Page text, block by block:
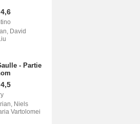
4,6
David
- Partie
4,5
Niels
Vartolomei